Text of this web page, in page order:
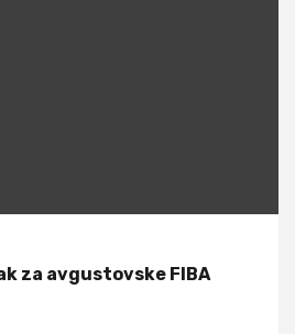
za avgustovske FIBA